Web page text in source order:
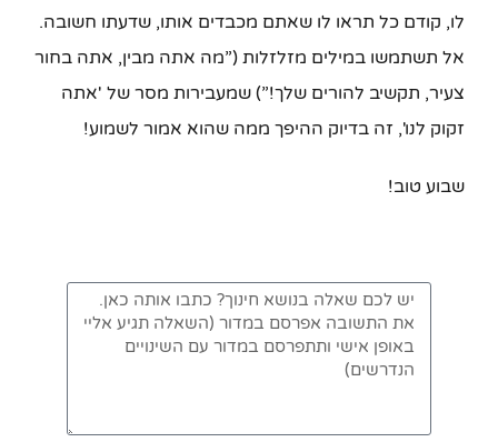
לו, קודם כל תראו לו שאתם מכבדים אותו, שדעתו חשובה.
אל תשתמשו במילים מזלזלות (”מה אתה מבין, אתה בחור
צעיר, תקשיב להורים שלך!”) שמעבירות מסר של 'אתה
זקוק לנו', זה בדיוק ההיפך ממה שהוא אמור לשמוע!
שבוע טוב!